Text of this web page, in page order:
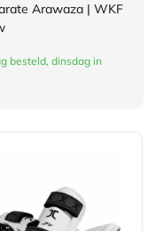
Arawaza | WKF
besteld, dinsdag in